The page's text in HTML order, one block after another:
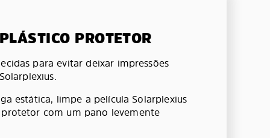
PROTETOR
para evitar deixar impressões
estática, limpe a película Solarplexius
com um pano levemente